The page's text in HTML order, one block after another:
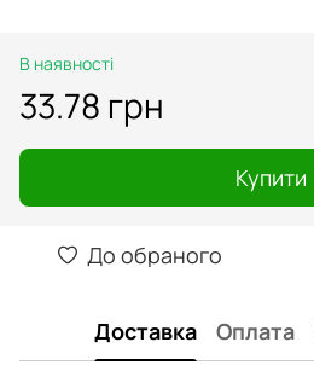
В наявності
33.78 грн
Купити
До обраного
Доставка Оплата